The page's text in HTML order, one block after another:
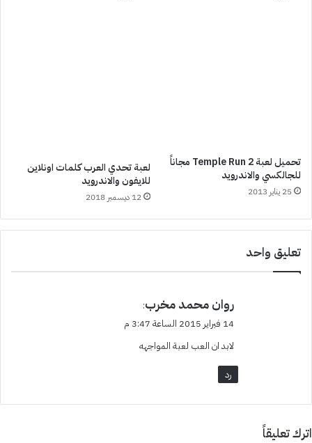
تحميل لعبة Temple Run 2 مجاناً
للجالكسي والاندرويد
25 يناير 2013
لعبة تحدي العرب كلمات اونلاين
للايفون والاندرويد
12 ديسمبر 2018
تعليق واحد
ل
روان محمد مخرب:
14 فبراير 2015 الساعة 3:47 م
لابد ان العب لعبة المواجهه
رد
اترك تعليقاً